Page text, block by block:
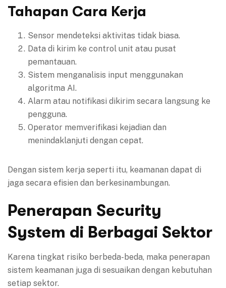
Tahapan Cara Kerja
Sensor mendeteksi aktivitas tidak biasa.
Data di kirim ke control unit atau pusat
pemantauan.
Sistem menganalisis input menggunakan
algoritma AI.
Alarm atau notifikasi dikirim secara langsung ke
pengguna.
Operator memverifikasi kejadian dan
menindaklanjuti dengan cepat.
Dengan sistem kerja seperti itu, keamanan dapat di
jaga secara efisien dan berkesinambungan.
Penerapan Security
System di Berbagai Sektor
Karena tingkat risiko berbeda-beda, maka penerapan
sistem keamanan juga di sesuaikan dengan kebutuhan
setiap sektor.